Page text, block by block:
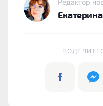
Редактор